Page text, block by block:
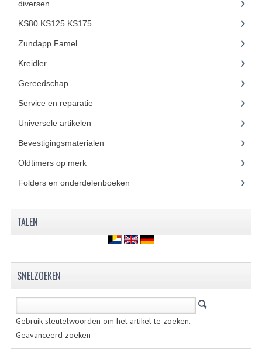
SPATBORDEN EN KENTEKENPLATEN
KABELBOMEN
RICHTINGAANWIJZERS
SCHAKELAARS
diversen
KS80 KS125 KS175(309)
Zundapp Famel(61)
Kreidler(648)
Gereedschap(5)
Service en reparatie
Universele artikelen
Bevestigingsmaterialen
Oldtimers op merk(73)
Folders en onderdelenboeken
TALEN
SNELZOEKEN
Gebruik sleutelwoorden om het artikel te zoeken.
Geavanceerd zoeken